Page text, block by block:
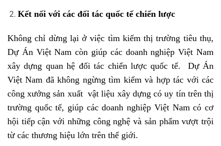
Kết nối với các đối tác quốc tế chiến lược
Không chỉ dừng lại ở việc tìm kiếm thị trường tiêu thụ,
Dự Án Việt Nam còn giúp các doanh nghiệp Việt Nam
xây dựng quan hệ đối tác chiến lược quốc tế. Dự Án
Việt Nam đã không ngừng tìm kiếm và hợp tác với các
công xưởng sản xuất vật liệu xây dựng có uy tín trên thị
trường quốc tế, giúp các doanh nghiệp Việt Nam có cơ
hội tiếp cận với những công nghệ và sản phẩm vượt trội
từ các thương hiệu lớn trên thế giới.